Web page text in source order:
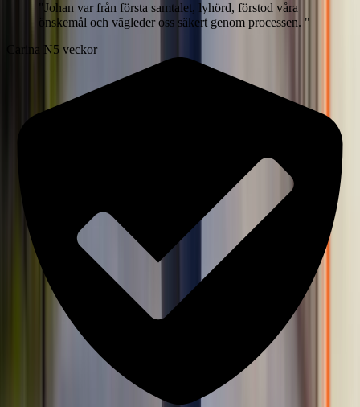
Johan var från första samtalet, lyhörd, förstod våra
önskemål och vägleder oss säkert genom processen. "
Carina N5 veckor